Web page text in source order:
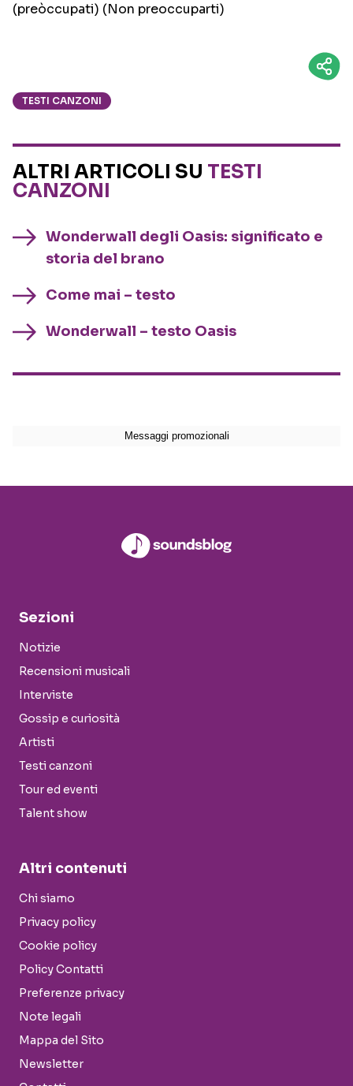
(preòccupati) (Non preoccuparti)
TESTI CANZONI
ALTRI ARTICOLI SU TESTI
CANZONI
Wonderwall degli Oasis: significato e
storia del brano
Come mai – testo
Wonderwall – testo Oasis
Sezioni
Notizie
Recensioni musicali
Interviste
Gossip e curiosità
Artisti
Testi canzoni
Tour ed eventi
Talent show
Altri contenuti
Chi siamo
Privacy policy
Cookie policy
Policy Contatti
Preferenze privacy
Note legali
Mappa del Sito
Newsletter